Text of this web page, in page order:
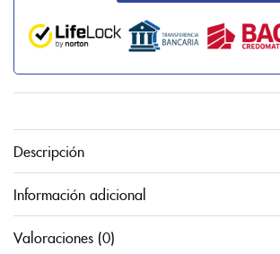
Descripción
Información adicional
Valoraciones (0)